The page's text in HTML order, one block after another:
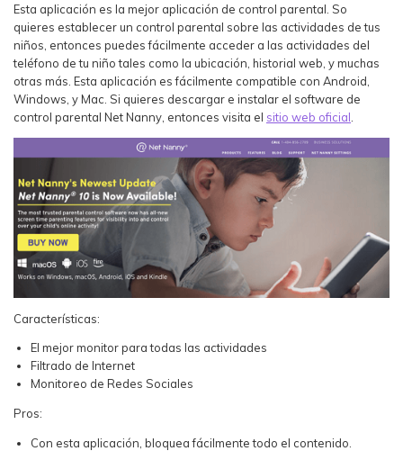
Esta aplicación es la mejor aplicación de control parental. So
quieres establecer un control parental sobre las actividades de tus
niños, entonces puedes fácilmente acceder a las actividades del
teléfono de tu niño tales como la ubicación, historial web, y muchas
otras más. Esta aplicación es fácilmente compatible con Android,
Windows, y Mac. Si quieres descargar e instalar el software de
control parental Net Nanny, entonces visita el sitio web oficial
Características:
El mejor monitor para todas las actividades
Filtrado de Internet
Monitoreo de Redes Sociales
Pros:
Con esta aplicación, bloquea fácilmente todo el contenido.